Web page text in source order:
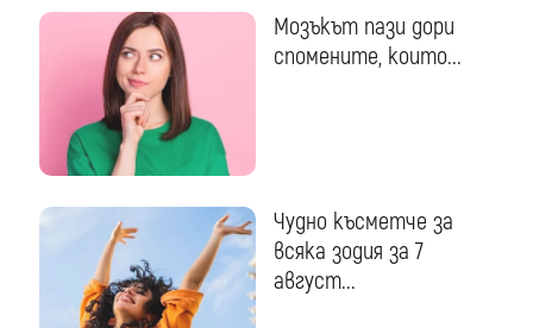
Мозъкът пази дори
спомените, които...
Чудно късметче за
всяка зодия за 7
август...